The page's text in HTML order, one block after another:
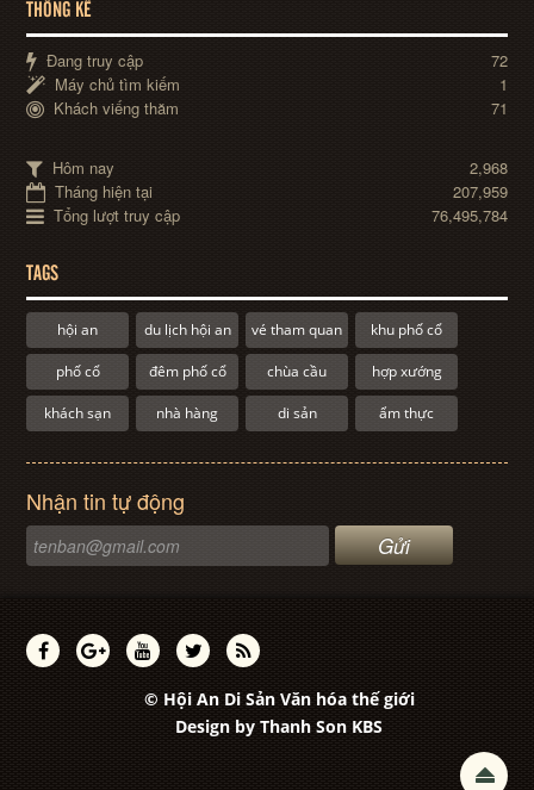
THỐNG KÊ
Đang truy cập
72
Máy chủ tìm kiếm
1
Khách viếng thăm
71
Hôm nay
2,968
Tháng hiện tại
207,959
Tổng lượt truy cập
76,495,784
TAGS
hội an du lịch hội an vé tham quan khu phố cổ
phố cổ đêm phố cổ chùa cầu hợp xướng
khách sạn nhà hàng di sản ẩm thực
Nhận tin tự động
© Hội An Di Sản Văn hóa thế giới
Design by Thanh Son KBS